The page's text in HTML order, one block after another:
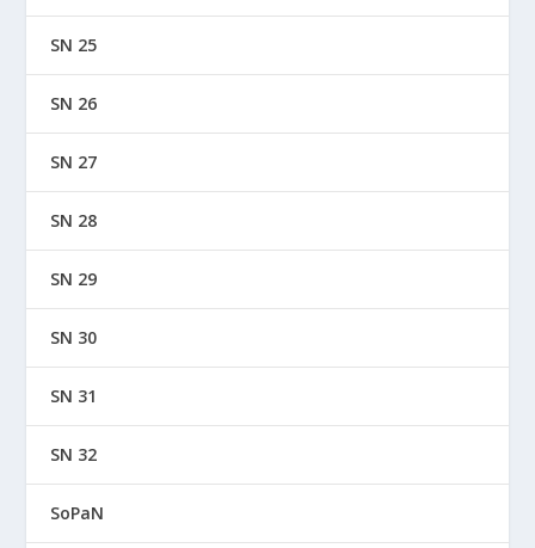
SN 25
SN 26
SN 27
SN 28
SN 29
SN 30
SN 31
SN 32
SoPaN